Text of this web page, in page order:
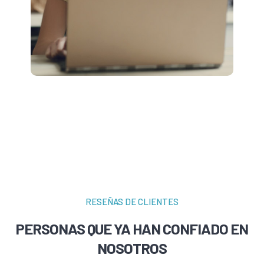
RESEÑAS DE CLIENTES
PERSONAS QUE YA HAN CONFIADO EN
NOSOTROS